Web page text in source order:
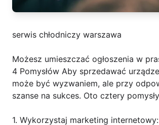
serwis chłodniczy warszawa
Możesz umieszczać ogłoszenia w
4 Pomysłów Aby sprzedawać
może być wyzwaniem, ale przy
szanse na sukces. Oto cztery
1. Wykorzystaj marketing